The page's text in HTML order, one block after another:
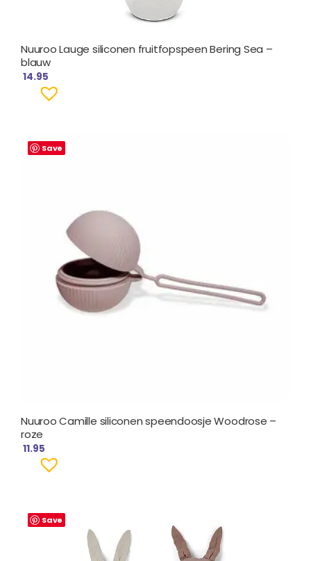
Nuuroo Lauge siliconen fruitfopspeen Bering Sea –
blauw
14.95
Save
Nuuroo Camille siliconen speendoosje Woodrose –
roze
11.95
Save